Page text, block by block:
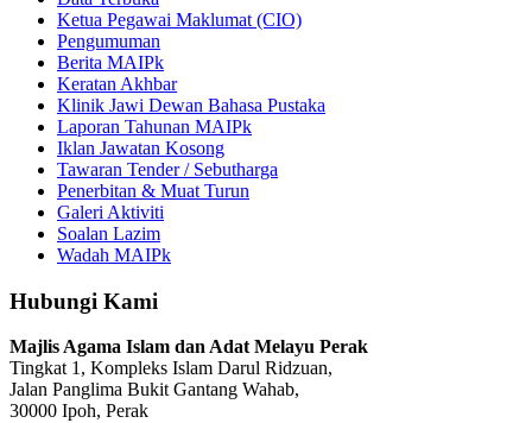
Ketua Pegawai Maklumat (CIO)
Pengumuman
Berita MAIPk
Keratan Akhbar
Klinik Jawi Dewan Bahasa Pustaka
Laporan Tahunan MAIPk
Iklan Jawatan Kosong
Tawaran Tender / Sebutharga
Penerbitan & Muat Turun
Galeri Aktiviti
Soalan Lazim
Wadah MAIPk
Hubungi Kami
Majlis Agama Islam dan Adat Melayu Perak
Tingkat 1, Kompleks Islam Darul Ridzuan,
Jalan Panglima Bukit Gantang Wahab,
30000 Ipoh, Perak